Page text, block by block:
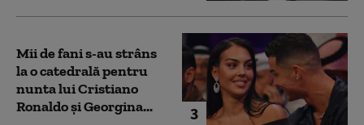
3
Mii de fani s-au strâns
la o catedrală pentru
nunta lui Cristiano
Ronaldo şi Georgina...